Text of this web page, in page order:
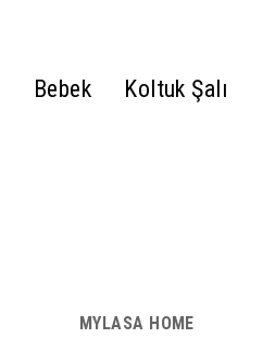
Bebek Koltuk Şalı
MYLASA HOME